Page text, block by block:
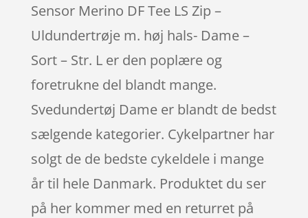
Sensor Merino DF Tee LS Zip –
Uldundertrøje m. høj hals- Dame –
Sort – Str. L er den poplære og
foretrukne del blandt mange.
Svedundertøj Dame er blandt de bedst
sælgende kategorier. Cykelpartner har
solgt de de bedste cykeldele i mange
år til hele Danmark. Produktet du ser
på her kommer med en returret på